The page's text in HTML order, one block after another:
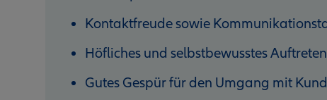
Kontaktfreude sowie
Höfliches und selbstbewusstes Auftreten
Gutes Gespür für den Umgang mit